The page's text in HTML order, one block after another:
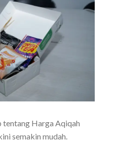
Harga Aqiqah
semakin mudah.